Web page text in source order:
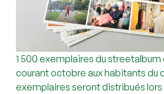
1 500 exemplaires du
courant octobre aux habitants du
exemplaires seront distribués